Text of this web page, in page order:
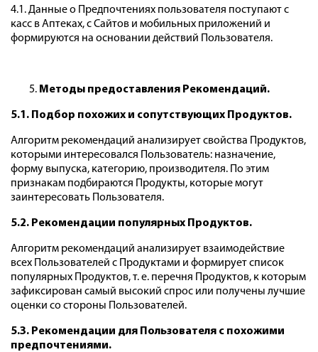
4.1. Данные о Предпочтениях пользователя поступают с
касс в Аптеках, с Сайтов и мобильных приложений и
формируются на основании действий Пользователя.
Методы предоставления Рекомендаций.
5.1. Подбор похожих и сопутствующих Продуктов.
Алгоритм рекомендаций анализирует свойства Продуктов,
которыми интересовался Пользователь: назначение,
форму выпуска, категорию, производителя. По этим
признакам подбираются Продукты, которые могут
заинтересовать Пользователя.
5.2. Рекомендации популярных Продуктов.
Алгоритм рекомендаций анализирует взаимодействие
всех Пользователей с Продуктами и формирует список
популярных Продуктов, т. е. перечня Продуктов, к которым
зафиксирован самый высокий спрос или получены лучшие
оценки со стороны Пользователей.
5.3. Рекомендации для Пользователя с похожими
предпочтениями.